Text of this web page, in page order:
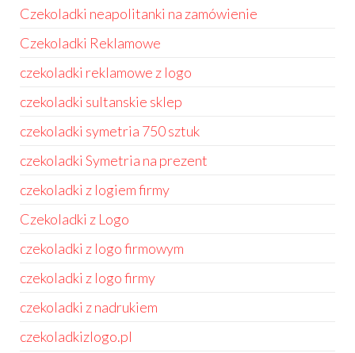
Czekoladki neapolitanki na zamówienie
Czekoladki Reklamowe
czekoladki reklamowe z logo
czekoladki sultanskie sklep
czekoladki symetria 750 sztuk
czekoladki Symetria na prezent
czekoladki z logiem firmy
Czekoladki z Logo
czekoladki z logo firmowym
czekoladki z logo firmy
czekoladki z nadrukiem
czekoladkizlogo.pl